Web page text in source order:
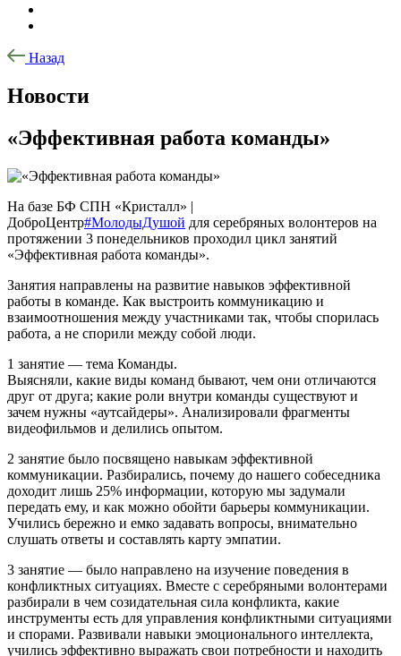
Назад
Новости
«Эффективная работа команды»
На базе БФ СПН «Кристалл» |
ДоброЦентр#МолодыДушой для серебряных волонтеров на
протяжении 3 понедельников проходил цикл занятий
«Эффективная работа команды».
Занятия направлены на развитие навыков эффективной
работы в команде. Как выстроить коммуникацию и
взаимоотношения между участниками так, чтобы спорилась
работа, а не спорили между собой люди.
1 занятие — тема Команды.
Выясняли, какие виды команд бывают, чем они отличаются
друг от друга; какие роли внутри команды существуют и
зачем нужны «аутсайдеры». Анализировали фрагменты
видеофильмов и делились опытом.
2 занятие было посвящено навыкам эффективной
коммуникации. Разбирались, почему до нашего собеседника
доходит лишь 25% информации, которую мы задумали
передать ему, и как можно обойти барьеры коммуникации.
Учились бережно и емко задавать вопросы, внимательно
слушать ответы и составлять карту эмпатии.
3 занятие — было направлено на изучение поведения в
конфликтных ситуациях. Вместе с серебряными волонтерами
разбирали в чем созидательная сила конфликта, какие
инструменты есть для управления конфликтными ситуациями
и спорами. Развивали навыки эмоционального интеллекта,
учились эффективно выражать свои потребности и находить